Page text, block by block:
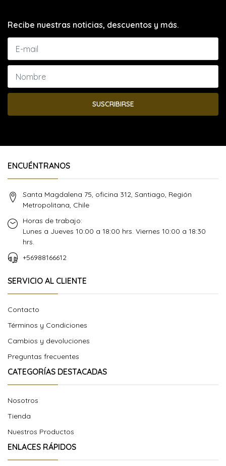
Recibe nuestras noticias, descuentos y más.
SUSCRIBIRSE
ENCUÉNTRANOS
Santa Magdalena 75, oficina 312, Santiago, Región
Metropolitana, Chile
Horas de trabajo:
Lunes a Jueves 10:00 a 18:00 hrs. Viernes 10:00 a 18:30
hrs.
+56988166612
SERVICIO AL CLIENTE
Contacto
Términos y Condiciones
Cambios y devoluciones
Preguntas frecuentes
CATEGORÍAS DESTACADAS
Nosotros
Tienda
Nuestros Productos
ENLACES RÁPIDOS